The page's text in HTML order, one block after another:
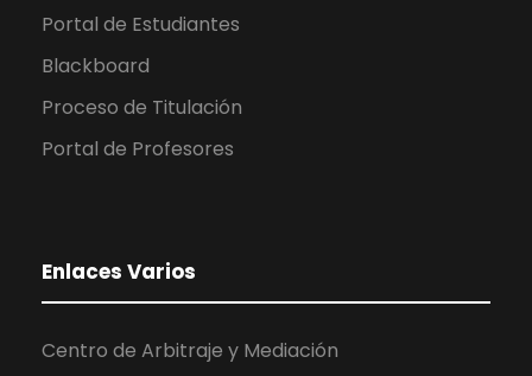
Portal de Estudiantes
Blackboard
Proceso de Titulación
Portal de Profesores
Enlaces Varios
Centro de Arbitraje y Mediación